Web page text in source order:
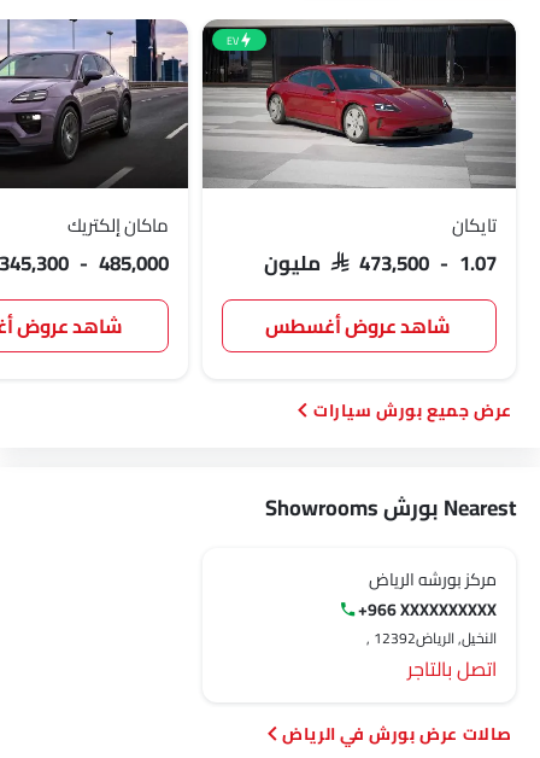
EV
تايكان
SAR 473,500 - 1.07 مليون
شاهد عروض أغسطس
ماكان إلكتريك
345,300 - 485,000
شاهد عروض
بورش سيارات
Nearest بورش Showrooms
مركز بورشه الرياض
+966 XXXXXXXXXX
النخيل, الرياض‎, 12392
اتصل بالتاجر
صالات عرض بورش في الرياض‎